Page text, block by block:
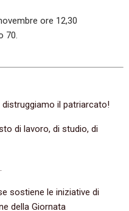
ore 12,30
70.
il patriarcato!
di lavoro, di studio, di
sostiene le iniziative di
della Giornata